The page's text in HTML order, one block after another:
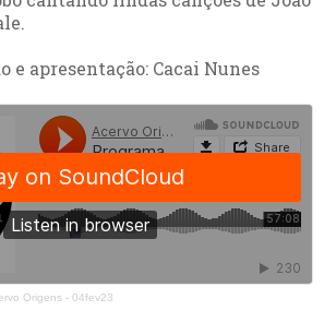
e apresentação: Cacai Nunes
Origens - 04fev23